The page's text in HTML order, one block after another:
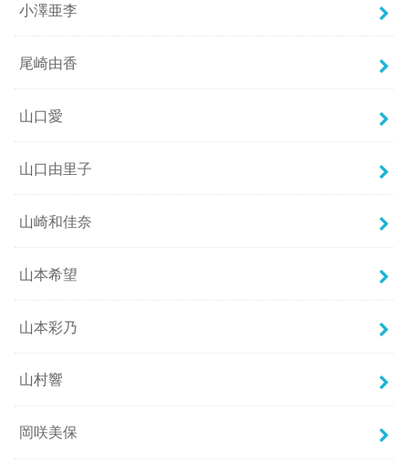
小澤亜李
尾崎由香
山口愛
山口由里子
山崎和佳奈
山本希望
山本彩乃
山村響
岡咲美保